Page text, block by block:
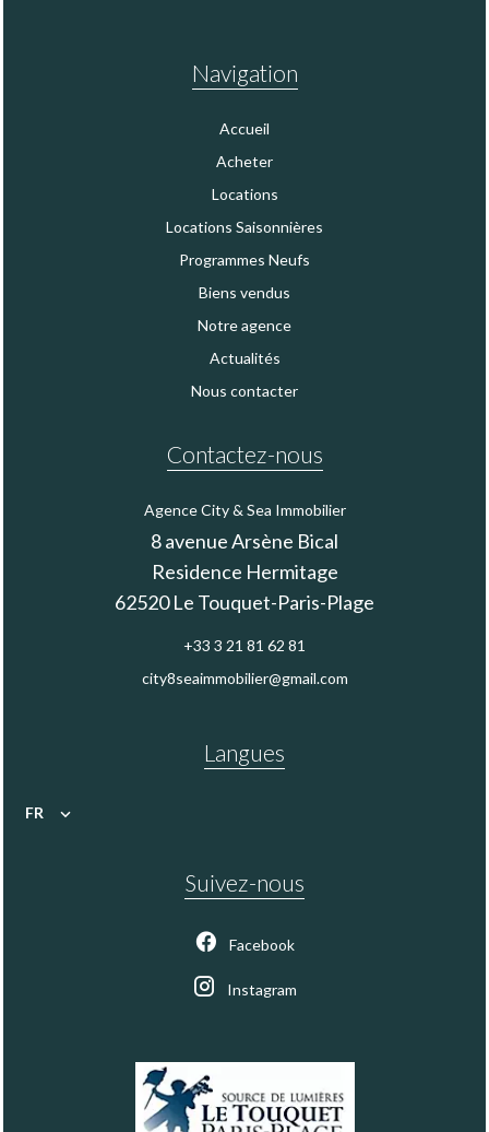
Navigation
Accueil
Acheter
Locations
Locations Saisonnières
Programmes Neufs
Biens vendus
Notre agence
Actualités
Nous contacter
Contactez-nous
Agence City & Sea Immobilier
8 avenue Arsène Bical
Residence Hermitage
62520Le Touquet-Paris-Plage
+33 3 21 81 62 81
city8seaimmobilier@gmail.com
Langues
FR
Suivez-nous
Facebook
Instagram